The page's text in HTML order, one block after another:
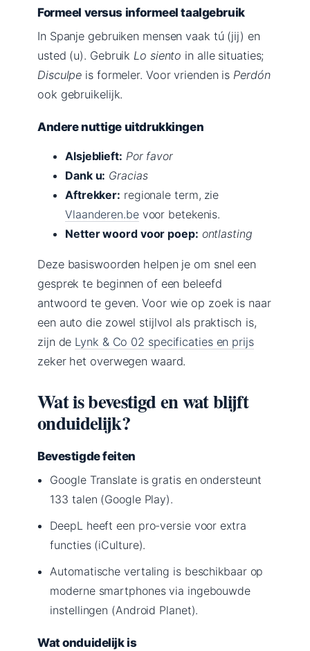
Formeel versus informeel taalgebruik
In Spanje gebruiken mensen vaak tú (jij) en
usted (u). Gebruik Lo siento in alle situaties;
Disculpe is formeler. Voor vrienden is Perdón
ook gebruikelijk.
Andere nuttige uitdrukkingen
Alsjeblieft: Por favor
Dank u: Gracias
Aftrekker: regionale term, zie
Vlaanderen.bevoor betekenis.
Netter woord voor poep: ontlasting
Deze basiswoorden helpen je om snel een
gesprek te beginnen of een beleefd
antwoord te geven. Voor wie op zoek is naar
een auto die zowel stijlvol als praktisch is,
zijn de Lynk & Co 02 specificaties en prijs
zeker het overwegen waard.
Wat is bevestigd en wat blijft
onduidelijk?
Bevestigde feiten
Google Translate is gratis en ondersteunt
133 talen (Google Play).
DeepL heeft een pro-versie voor extra
functies (iCulture).
Automatische vertaling is beschikbaar op
moderne smartphones via ingebouwde
instellingen (Android Planet).
Wat onduidelijk is